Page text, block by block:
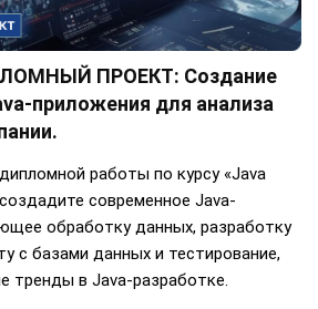
ПРОЕКТ: Создание
приложения для анализа
работы по курсу «Java
современное Java-
обработку данных, разработку
с базами данных и тестирование,
тренды в Java-разработке.